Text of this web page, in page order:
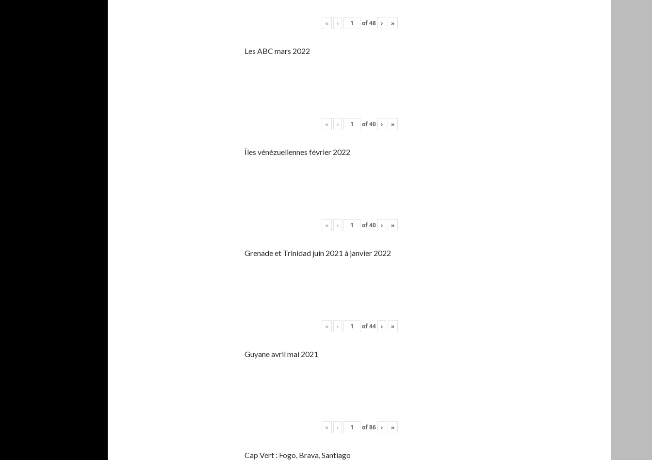
« ‹ of48 › »
Les ABC mars 2022
« ‹ of40 › »
Îles vénézueliennes février 2022
« ‹ of40 › »
Grenade et Trinidad juin 2021 à janvier 2022
« ‹ of44 › »
Guyane avril mai 2021
« ‹ of86 › »
Cap Vert : Fogo, Brava, Santiago